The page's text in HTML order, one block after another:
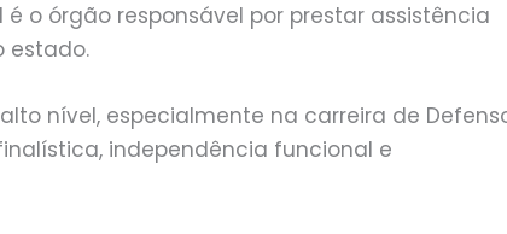
é o órgão responsável por prestar assistência
estado.
nível, especialmente na carreira de
independência funcional e